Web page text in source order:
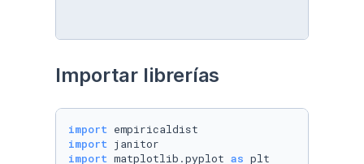
Importar librerías
import
import
import matplotlib.pyplot as